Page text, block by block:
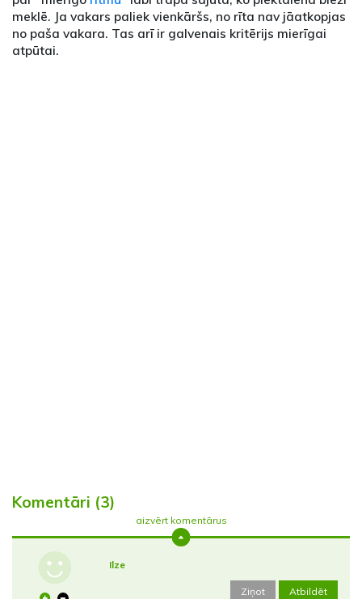
meklē. Ja vakars paliek vienkāršs, no rīta nav jāatkopjas
no paša vakara. Tas arī ir galvenais kritērijs mierīgai
atpūtai.
Komentāri (3)
aizvērt komentārus
Ilze
Ziņot Atbildēt